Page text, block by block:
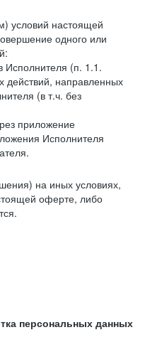
условий настоящей
одного или
Исполнителя (п. 1.1.
направленных
(в т.ч. без
приложение
Исполнителя
на иных условиях,
оферте, либо
персональных данных